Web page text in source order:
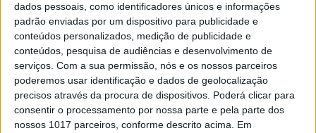
dados pessoais, como identificadores únicos e informações
padrão enviadas por um dispositivo para publicidade e
conteúdos personalizados, medição de publicidade e
conteúdos, pesquisa de audiências e desenvolvimento de
serviços. Com a sua permissão, nós e os nossos parceiros
poderemos usar identificação e dados de geolocalização
precisos através da procura de dispositivos. Poderá clicar para
consentir o processamento por nossa parte e pela parte dos
nossos 1017 parceiros, conforme descrito acima. Em